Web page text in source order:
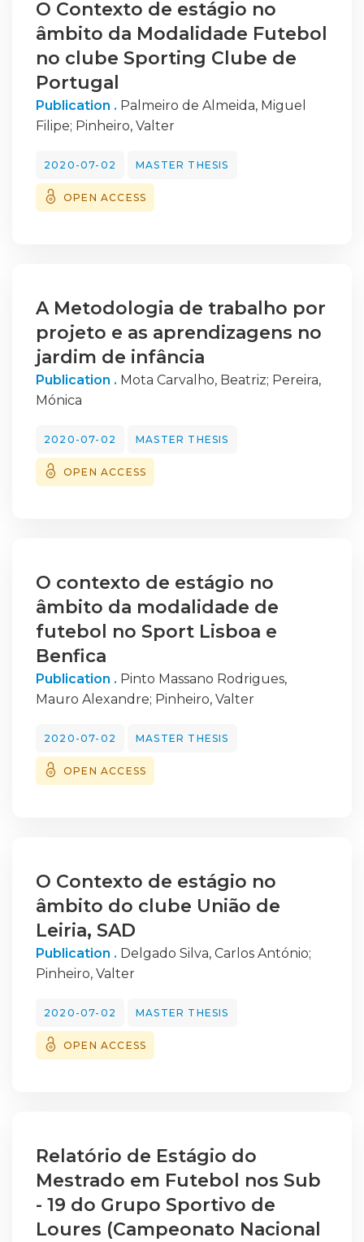
de projeto, começando por pequenos
exercícios (tutoriais) realizados no programa
utilizado
pela empresa – NX – de modo a conhecer o
seu funcionamento. Ao longo do tempo,
aprofundou-se a perceção de todo o
desenvolveu-se
capacidade para desempenhar
determinadas tarefas, nomeadamente, a
produção e para o próprio controlo de toda
a sua estrutura (de forma a conhecer a lista
completa
de materiais e a quantidade existente), e a
reprodução de vistas 2D de várias peças
constituintes
(detalhes).
No geral, contribuiu-se ao nível do processo
pré-produtivo, dando suporte na elaboração
moldes.
O Contexto de estágio no
âmbito da Modalidade Futebol
no clube Sporting Clube de
Portugal
Publication . Palmeiro de Almeida, Miguel
Filipe; Pinheiro, Valter
2020-07-02 MASTER THESIS
OPEN ACCESS
A Metodologia de trabalho por
projeto e as aprendizagens no
jardim de infância
Publication . Mota Carvalho, Beatriz; Pereira,
Mónica
2020-07-02 MASTER THESIS
OPEN ACCESS
O contexto de estágio no
âmbito da modalidade de
futebol no Sport Lisboa e
Benfica
Publication . Pinto Massano Rodrigues,
Mauro Alexandre; Pinheiro, Valter
2020-07-02 MASTER THESIS
OPEN ACCESS
O Contexto de estágio no
âmbito do clube União de
Leiria, SAD
Publication . Delgado Silva, Carlos António;
Pinheiro, Valter
2020-07-02 MASTER THESIS
OPEN ACCESS
Relatório de Estágio do
Mestrado em Futebol nos Sub
- 19 do Grupo Sportivo de
Loures (Campeonato Nacional